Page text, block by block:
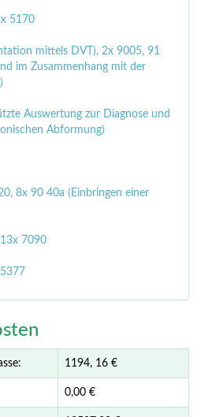
5170
mittels DVT), 2x 9005, 91
im Zusammenhang mit der
Auswertung zur Diagnose und
Abformung)
8x 90 40a (Einbringen einer
7090
1194, 16 €
0,00 €